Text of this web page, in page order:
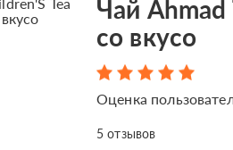
Чай Ahmad
со вкусо
Оценка
5 отзывов